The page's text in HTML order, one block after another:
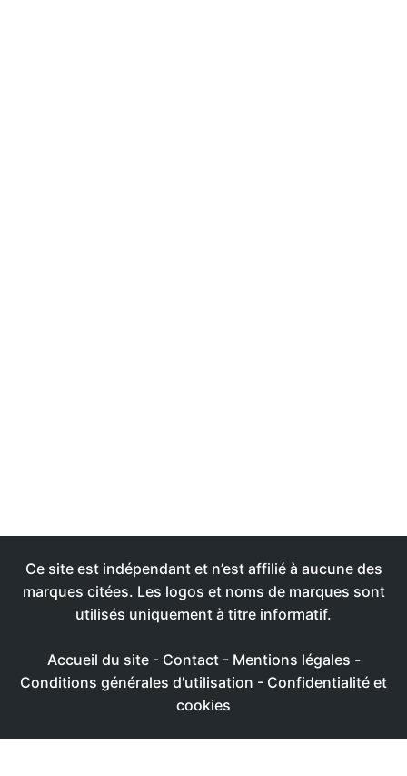
Ce site est indépendant et n’est affilié à aucune des
marques citées. Les logos et noms de marques sont
utilisés uniquement à titre informatif.
Accueil du site- Contact - Mentions légales -
Conditions générales d'utilisation - Confidentialité et
cookies